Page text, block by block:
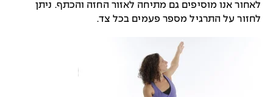
לאחור אנו מוסיפים גם מתיחה לאזור החזה והכתף. ניתן
לחזור על התרגיל מספר פעמים בכל צד.